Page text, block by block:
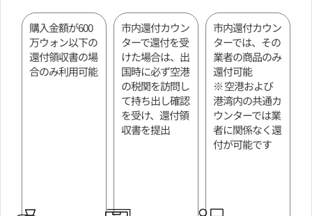
購入金額が600
万ウォン以下の
還付領収書の場
合のみ利用可能
市内還付カウン
ターで還付を受
けた場合は、出
国時に必ず空港
の税関を訪問し
て持ち出し確認
を受け、還付領
収書を提出
市内還付カウン
ターでは、その
業者の商品のみ
還付可能
※ 空港および
港湾内の共通カ
ウンターでは業
者に関係なく還
付が可能です